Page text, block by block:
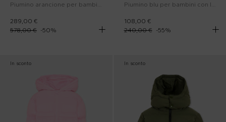
Piumino arancione per bambina con stampa paisley
289,00 €
578,00 € -50%
Piumino blu per bambini con logo
108,00 €
240,00 €
-55%
In sconto In sconto